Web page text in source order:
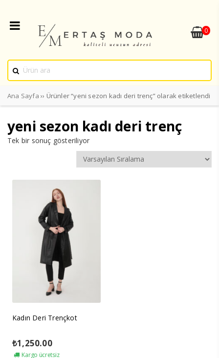
0
Ana Sayfa ›› Ürünler “yeni sezon kadı deri trenç” olarak etiketlendi
yeni sezon kadı deri trenç
Tek bir sonuç gösteriliyor
Kadın Deri Trençkot
₺1,250.00
Kargo ücretsiz